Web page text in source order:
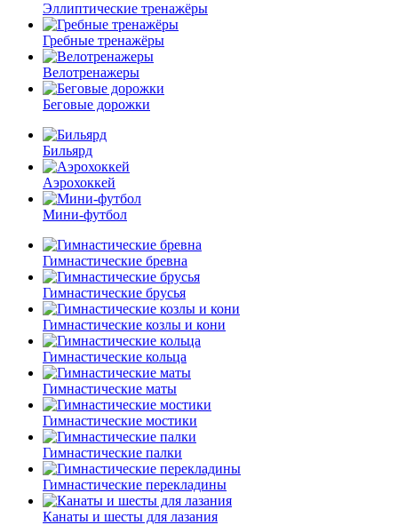
Эллиптические тренажёры
Гребные тренажёры
Велотренажеры
Беговые дорожки
Бильярд
Аэрохоккей
Мини-футбол
Гимнастические бревна
Гимнастические брусья
Гимнастические козлы и кони
Гимнастические кольца
Гимнастические маты
Гимнастические мостики
Гимнастические палки
Гимнастические перекладины
Канаты и шесты для лазания